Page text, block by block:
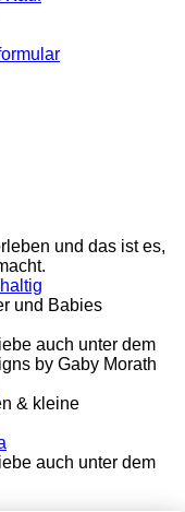
und das ist es,
und Babies
auch unter dem
by Gaby Morath
& kleine
auch unter dem